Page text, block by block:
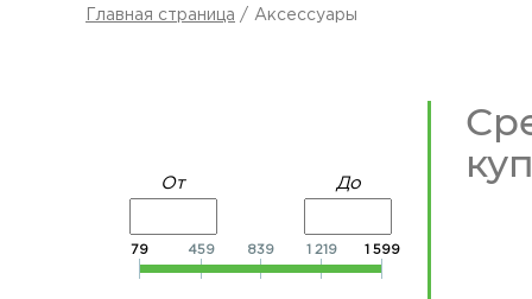
Главная страница Аксессуары
От До
79 459 839 1 219 1 599